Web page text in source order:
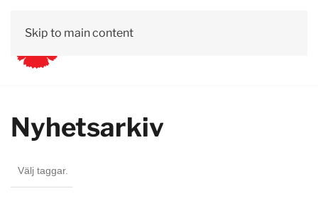
Skip to main content
Nyhetsarkiv